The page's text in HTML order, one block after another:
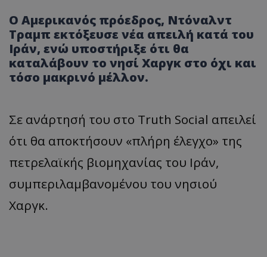
Ο Αμερικανός πρόεδρος, Ντόναλντ
Τραμπ εκτόξευσε νέα απειλή κατά του
Ιράν, ενώ υποστήριξε ότι θα
καταλάβουν το νησί Χαργκ στο όχι και
τόσο μακρινό μέλλον.
Σε ανάρτησή του στο Truth Social απειλεί
ότι θα αποκτήσουν «πλήρη έλεγχο» της
πετρελαϊκής βιομηχανίας του Ιράν,
συμπεριλαμβανομένου του νησιού
Χαργκ.